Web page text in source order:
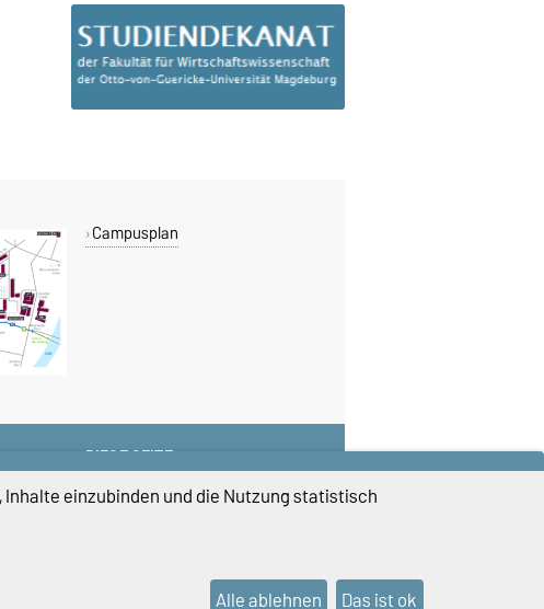
Campusplan
DIESE SEITE
Vorlesen
einzubinden und die Nutzung statistisch
Alle ablehnen Das ist ok